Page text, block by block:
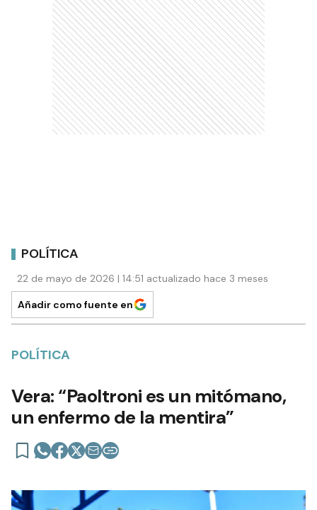
POLÍTICA
22 de mayo de 2026 | 14:51 actualizado hace 3 meses
Añadir como fuente en
POLÍTICA
Vera: “Paoltroni es un mitómano,
un enfermo de la mentira”